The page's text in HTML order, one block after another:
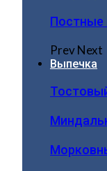
Постные
PrevNext
Выпечка